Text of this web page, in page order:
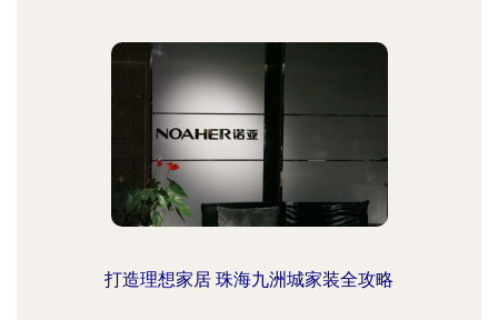
打造理想家居 珠海九洲城家装全攻略